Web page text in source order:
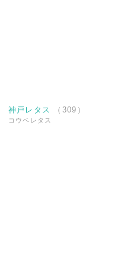
神戸レタス （ 309 ）
コウベレタス